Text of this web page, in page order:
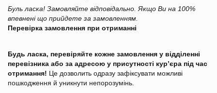
Буль ласка! Замовляйте відповідально. Якщо Ви на 100%
впевнені що прийдете за замовленням.
Перевірка замовлення при отриманні
Будь ласка, перевіряйте кожне замовлення у відділенні
перевізника або за адресою у присутності кур’єра під час
отримання! Це дозволить одразу зафіксувати можливі
пошкодження й уникнути непорозумінь.